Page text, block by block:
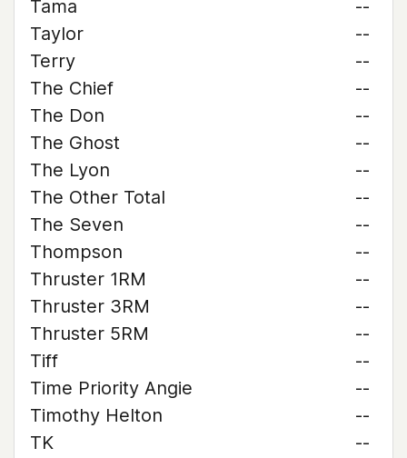
Tama
--
Taylor
--
Terry
--
The Chief
--
The Don
--
The Ghost
--
The Lyon
--
The Other Total
--
The Seven
--
Thompson
--
Thruster 1RM
--
Thruster 3RM
--
Thruster 5RM
--
Tiff
--
Time Priority Angie
--
Timothy Helton
--
TK
--